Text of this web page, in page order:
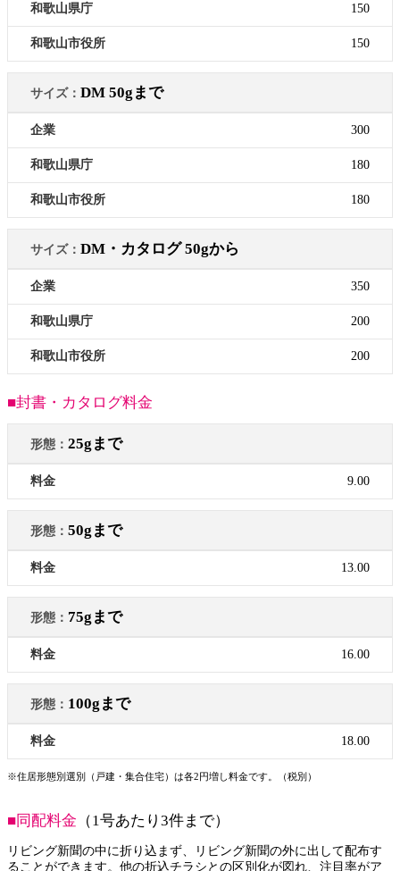
150
150
DM 50gまで
300
180
180
DM・カタログ 50gから
350
200
200
■封書・カタログ料金
25gまで
9.00
50gまで
13.00
75gまで
16.00
100gまで
18.00
※住居形態別選別（戸建・集合住宅）は各2円増し料金です。（税別）
■同配料金 （1号あたり3件まで）
リビング新聞の中に折り込まず、リビング新聞の外に出して配布す
ることができます。他の折込チラシとの区別化が図れ、注目率がア